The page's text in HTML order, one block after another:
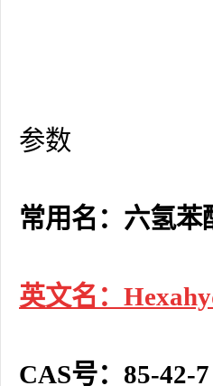
参数
常用名：六氢苯
英文名：
CAS号：85-42-7